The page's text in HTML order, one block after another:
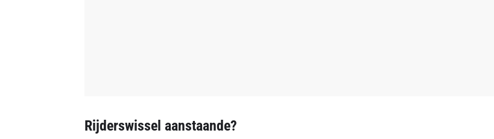
Rijderswissel aanstaande?